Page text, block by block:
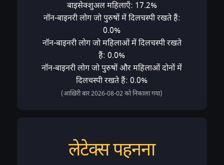
बाइसेक्शुअल महिलाएँ: 17.2%
नॉन-बाइनरी लोग जो पुरुषों में दिलचस्पी रखते हैं:
0.0%
नॉन-बाइनरी लोग जो महिलाओं में दिलचस्पी रखते
हैं: 0.0%
नॉन-बाइनरी लोग जो पुरुषों और महिलाओं दोनों में
दिलचस्पी रखते हैं: 0.0%
(आख़िरी बार 2026-08-02 को निकाला गया)
लेटेक्स पहनना